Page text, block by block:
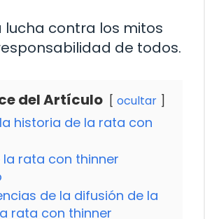
lucha contra los mitos
de todos.
del Artículo ocultar
historia de la rata con
la rata con thinner
de la difusión de la
rata con thinner